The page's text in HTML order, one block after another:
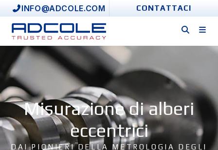
to
content
INFO@ADCOLE.COM CONTATTACI
Misurazione di alberi
eccentrici
DAI PIONIERI DELLA METROLOGIA DEGLI